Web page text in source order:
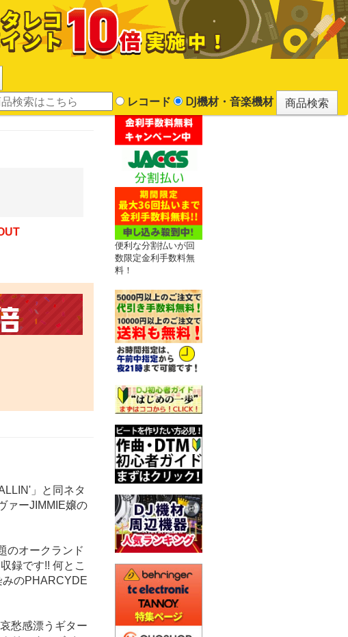
レコード DJ機材・音楽機材
便利な分割払いが回
数限定金利手数料無
料！
」と同ネタ
ァーJIMMIE嬢の
のオークランド
録です!! 何とこ
みのPHARCYDE
愁感漂うギター